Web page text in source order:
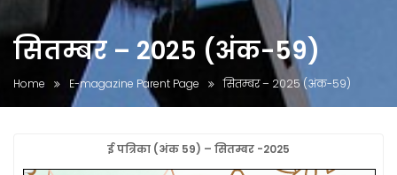
सितम्बर – 2025 (अंक-59)
Home E-magazine Parent Page सितम्बर – 2025 (अंक-59)
ई पत्रिका (अंक 59) – सितम्बर -2025